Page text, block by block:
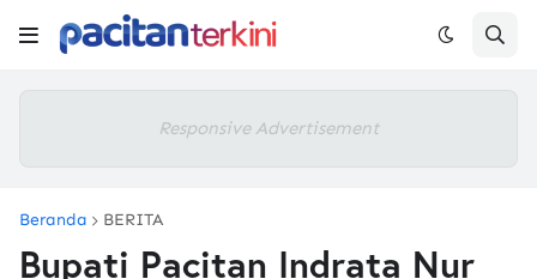
Responsive Advertisement
Beranda BERITA
Bupati Pacitan Indrata Nur